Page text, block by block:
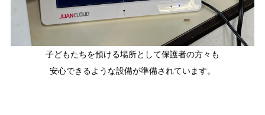
子どもたちを預ける場所として保護者の方々も
安心できるような設備が準備されています。